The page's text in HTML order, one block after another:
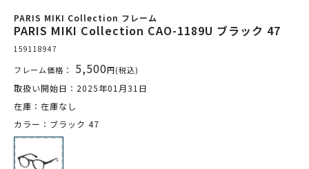
PARIS MIKI Collection フレーム
PARIS MIKI Collection CAO-1189U ブラック 47
159118947
フレーム価格： 5,500円(税込)
取扱い開始日：2025年01月31日
在庫：在庫なし
カラー：ブラック 47